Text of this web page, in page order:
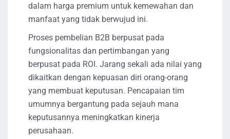
dalam harga premium untuk kemewahan dan
manfaat yang tidak berwujud ini.
Proses pembelian B2B berpusat pada
fungsionalitas dan pertimbangan yang
berpusat pada ROI. Jarang sekali ada nilai yang
dikaitkan dengan kepuasan diri orang-orang
yang membuat keputusan. Pencapaian tim
umumnya bergantung pada sejauh mana
keputusannya meningkatkan kinerja
perusahaan.